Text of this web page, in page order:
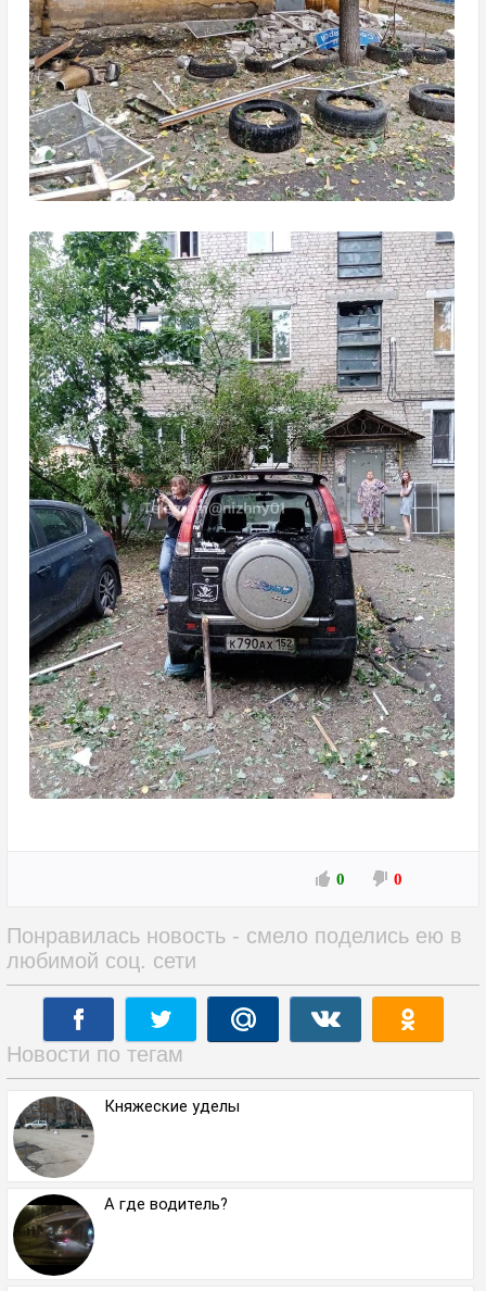
0 0
Понравилась новость - смело поделись ею в
любимой соц. сети
Новости по тегам
Княжеские уделы
А где водитель?